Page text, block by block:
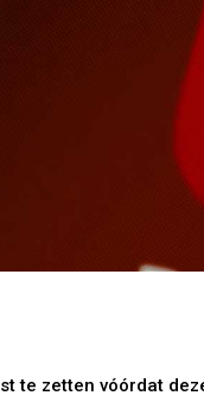
te zetten vóórdat